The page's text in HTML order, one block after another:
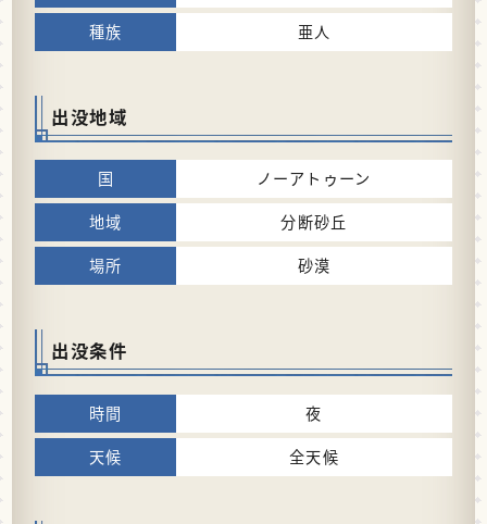
亜人
出没地域
ノーアトゥーン
分断砂丘
砂漠
出没条件
夜
全天候